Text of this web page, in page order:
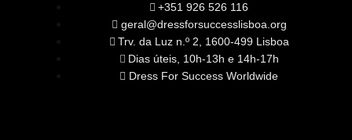
+351 926 526 116
geral@dressforsuccesslisboa.org
Trv. da Luz n.º 2, 1600-499 Lisboa
Dias úteis, 10h-13h e 14h-17h
Dress For Success Worldwide